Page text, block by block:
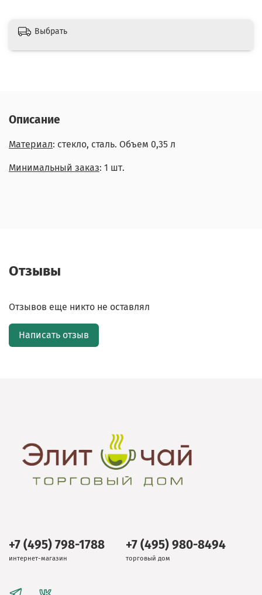
Выбрать
Описание
Материал: стекло, сталь. Объем 0,35 л
Минимальный заказ: 1 шт.
Отзывы
Отзывов еще никто не оставлял
Написать отзыв
+7 (495) 798-1788
интернет-магазин
+7 (495) 980-8494
торговый дом